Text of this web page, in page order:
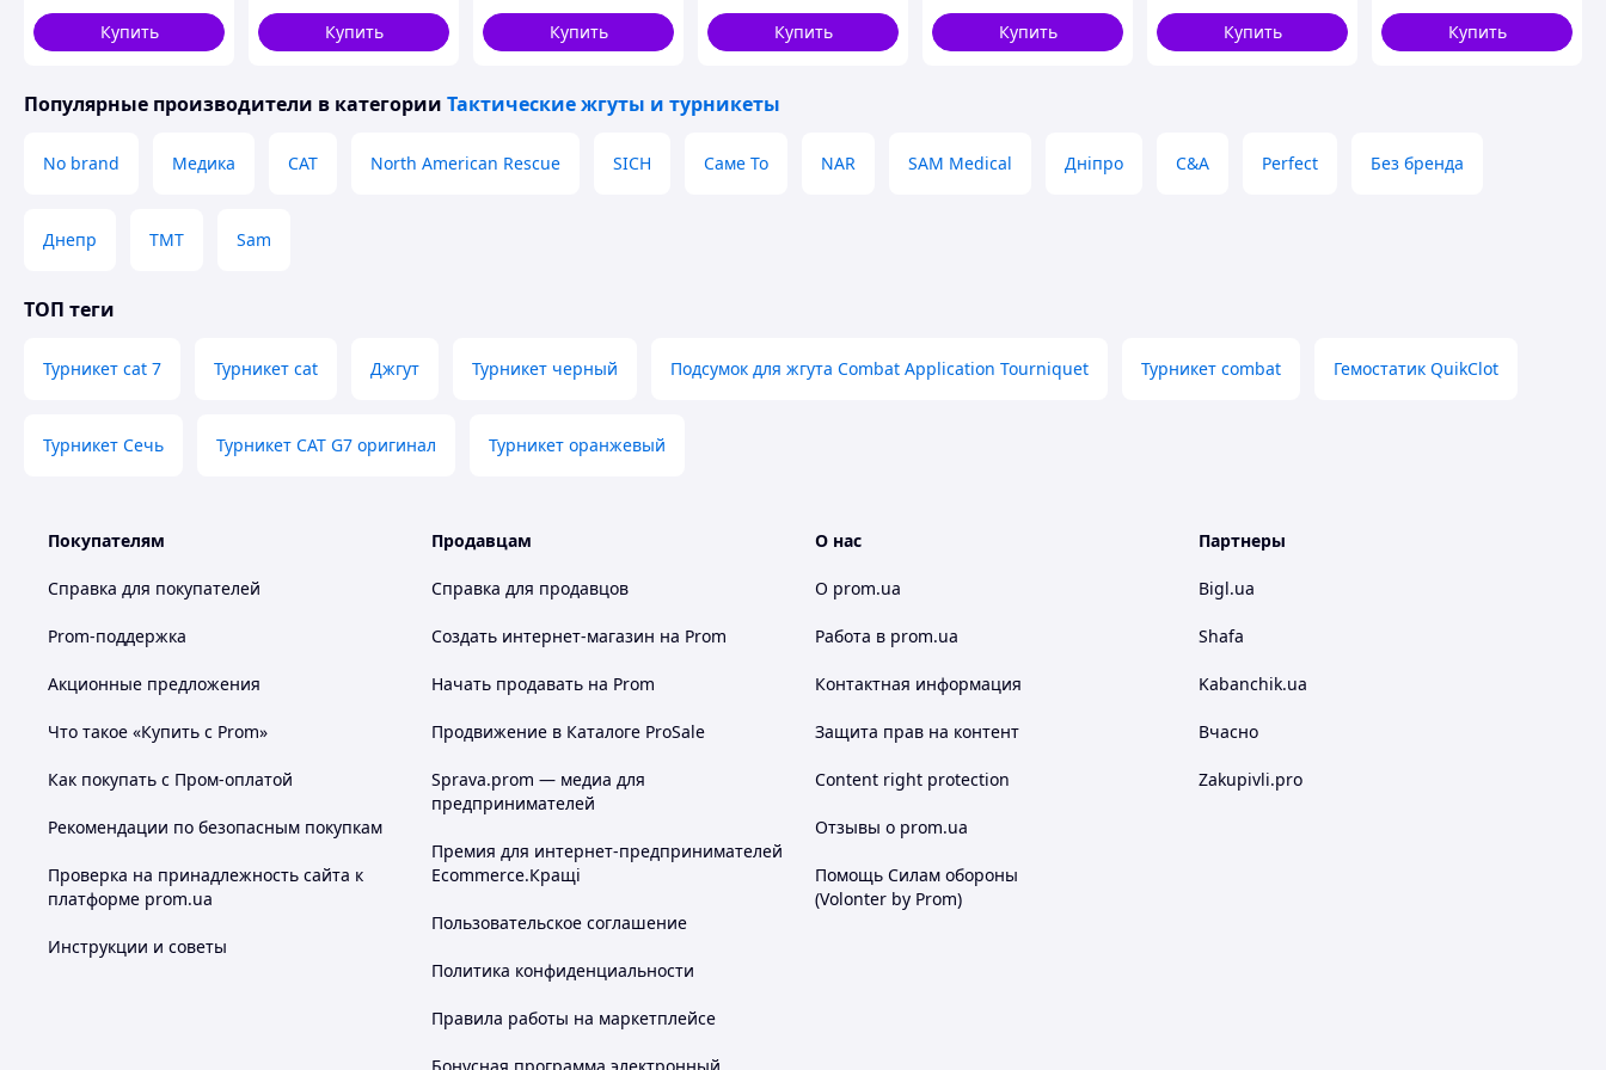
медицинские
ножницы EMT олива
Купить
Купить
CombatApplicationTourniquet
DBUY Кровоспинний
Купить
медицинские
ножницы EMT олива
Купить Купить
CombatApplicationTourniquet
Salex Кровоспинний
Купить
Купить
Популярные производители в категории Тактические жгуты и турникеты
No brand Медика CAT North American Rescue SICH Саме То NAR SAM Medical Дніпро C&A Perfect Без бренда
Днепр TMT Sam
ТОП теги
Турникет cat 7 Турникет cat Джгут Турникет черный Подсумок для жгута Combat Application Tourniquet Турникет combat Гемостатик QuikClot
Турникет Сечь Турникет CAT G7 оригинал Турникет оранжевый
Покупателям
Справка для покупателей
Prom-поддержка
Акционные предложения
Что такое «Купить с Prom»
Как покупать с Пром-оплатой
Рекомендации по безопасным покупкам
Проверка на принадлежность сайта к
платформе prom.ua
Инструкции и советы
Продавцам
Справка для продавцов
Создать интернет-магазин на Prom
Начать продавать на Prom
Продвижение в Каталоге ProSale
Sprava.prom — медиа для
предпринимателей
Премия для интернет-предпринимателей
Ecommerce.Кращі
Пользовательское соглашение
Политика конфиденциальности
Правила работы на маркетплейсе
О нас
О prom.ua
Работа в prom.ua
Контактная информация
Защита прав на контент
Content right protection
Отзывы о prom.ua
Помощь Силам обороны
(Volonter by Prom)
Партнеры
Bigl.ua
Shafa
Kabanchik.ua
Вчасно
Zakupivli.pro